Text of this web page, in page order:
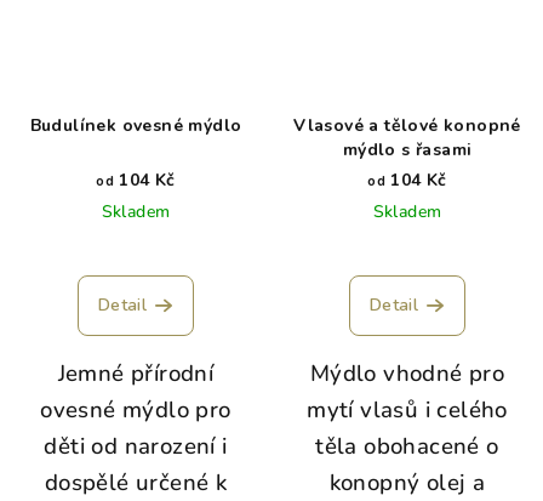
Budulínek ovesné mýdlo
od 104 Kč
Skladem
Detail
Jemné přírodní
ovesné mýdlo pro
děti od narození i
dospělé určené k
Vlasové a tělové konopné
mýdlo s řasami
od 104 Kč
Skladem
Detail
Mýdlo vhodné pro
mytí vlasů i celého
těla obohacené o
konopný olej a